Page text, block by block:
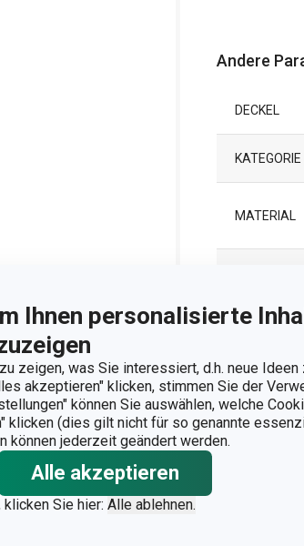
Ihnen personalisierte
zeigen, was Sie interessiert, d.h. neue Ideen
akzeptieren" klicken, stimmen Sie der
können Sie auswählen, welche
klicken (dies gilt nicht für so genannte
können jederzeit geändert werden.
Alle akzeptieren
Sie hier: Alle ablehnen.
Andere
DECKEL
KATEGORIE
MATERIAL
FARBE
INDUKTION